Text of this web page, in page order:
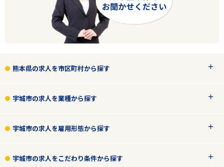
エリアで探す
熊本
宇城市
熊本県の求人を市区町村から探す
宇城市の求人を業種から探す
宇城市の求人を雇用形態から探す
宇城市の求人をこだわり条件から探す